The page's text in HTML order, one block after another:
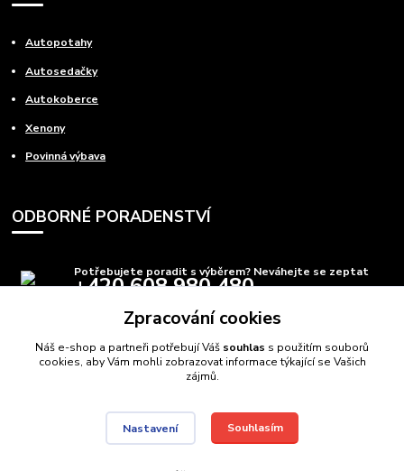
Autopotahy
Autosedačky
Autokoberce
Xenony
Povinná výbava
ODBORNÉ PORADENSTVÍ
Potřebujete poradit s výběrem? Neváhejte se zeptat
+420 608 980 480
info@autods.cz
Autodíly Ostrava// Navštivte také:Domečkové postele
Zpracování cookies
Náš e-shop a partneři potřebují Váš souhlas s použitím souborů
cookies, aby Vám mohli zobrazovat informace týkající se Vašich
zájmů.
Nastavení Souhlasím